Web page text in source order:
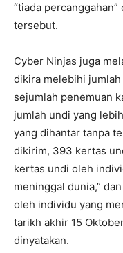
“tiada
tersebut.
Cyber ​​Ninjas juga
dikira melebihi
sejumlah penemuan
jumlah undi yang
yang dihantar tanpa
dikirim, 393 kertas
kertas undi oleh
meninggal dunia,”
oleh individu yang
tarikh akhir 15
dinyatakan.